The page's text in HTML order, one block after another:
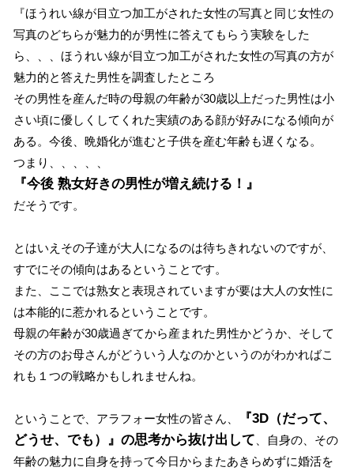
『ほうれい線が目立つ加工がされた女性の写真と同じ女性の
写真のどちらが魅力的が男性に答えてもらう実験をした
ら、、、ほうれい線が目立つ加工がされた女性の写真の方が
魅力的と答えた男性を調査したところ
その男性を産んだ時の母親の年齢が30歳以上だった男性は小
さい頃に優しくしてくれた実績のある顔が好みになる傾向が
ある。今後、晩婚化が進むと子供を産む年齢も遅くなる。
つまり、、、、、
『今後 熟女好きの男性が増え続ける！』
だそうです。
とはいえその子達が大人になるのは待ちきれないのですが、
すでにその傾向はあるということです。
また、ここでは熟女と表現されていますが要は大人の女性に
は本能的に惹かれるということです。
母親の年齢が30歳過ぎてから産まれた男性かどうか、そして
その方のお母さんがどういう人なのかというのがわかればこ
れも１つの戦略かもしれませんね。
ということで、アラフォー女性の皆さん、
『3D（だって、
どうせ、でも）』の思考から抜け出して 、自身の、その
年齢の魅力に自身を持って今日からまたあきらめずに婚活を